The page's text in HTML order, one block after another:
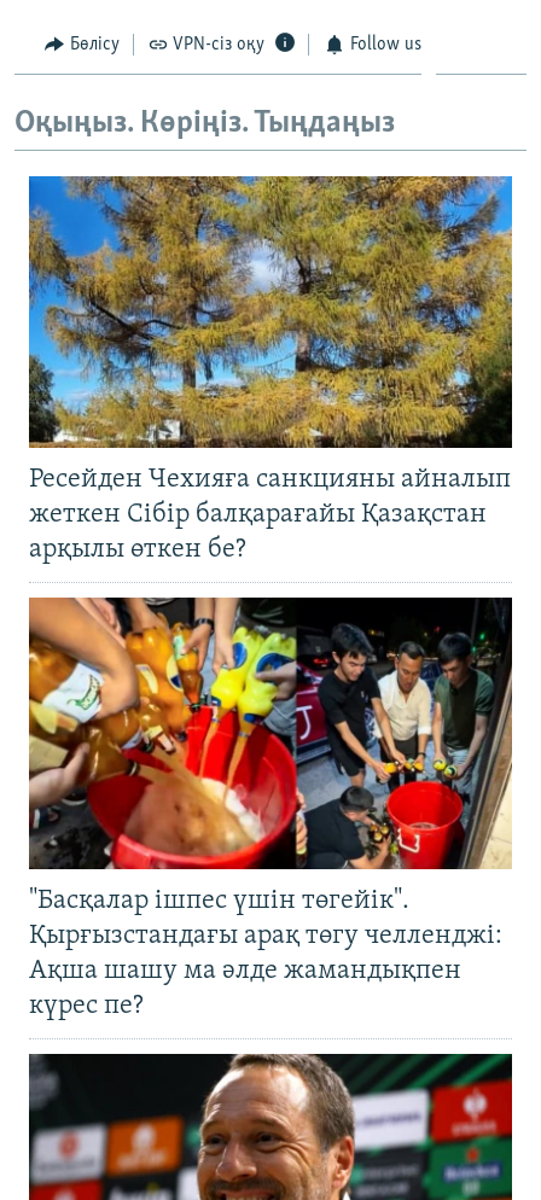
Бөлісу VPN-сіз оқу Follow us
Оқыңыз. Көріңіз. Тыңдаңыз
Ресейден Чехияға санкцияны айналып
жеткен Сібір балқарағайы Қазақстан
арқылы өткен бе?
"Басқалар ішпес үшін төгейік".
Қырғызстандағы арақ төгу челленджі:
Ақша шашу ма әлде жамандықпен
күрес пе?